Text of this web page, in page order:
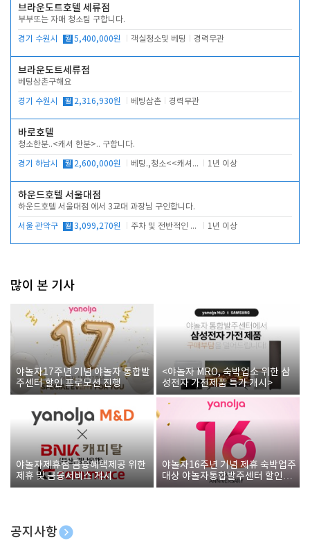
브라운도트호텔 세류점
부부또는 자매 청소팀 구합니다.
경기 수원시 월 5,400,000원 객실청소및 베팅 경력무관
브라운도트세류점
베팅삼촌구해요
경기 수원시 월 2,316,930원 베팅삼촌 경력무관
바로호텔
청소한분..<캐셔 한분>.. 구합니다.
경기 하남시 월 2,600,000원 베팅.,청소<<캐셔 모셔봅니다. 1년 이상
하운드호텔 서울대점
하운드호텔 서울대점 에서 3교대 과장님 구인합니다.
서울 관악구 월 3,099,270원 주차 및 전반적인 당번업무 1년 이상
많이 본 기사
야놀자17주년 기념 야놀자 통합발
주센터 할인 프로모션 진행
<야놀자 MRO, 숙박업소 위한 삼
성전자 가전제품 특가 개시>
야놀자제휴점 금융혜택제공 위한
제휴 및 금융서비스 게시
야놀자16주년 기념 제휴 숙박업주
대상 야놀자통합발주센터 할인쿠
폰 증정
공지사항
[호텔업] 개인정보 처리방침 개정본1 (19.09.02)